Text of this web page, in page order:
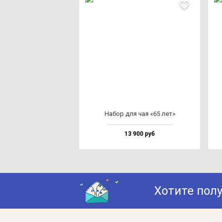
Набор для чая «65 лет»
13 900 руб
Хотите